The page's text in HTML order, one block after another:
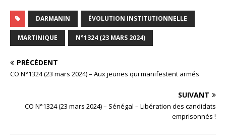
DARMANIN ÉVOLUTION INSTITUTIONNELLE
MARTINIQUE N°1324 (23 MARS 2024)
PRÉCÉDENT
CO N°1324 (23 mars 2024) – Aux jeunes qui manifestent armés
SUIVANT
CO N°1324 (23 mars 2024) – Sénégal – Libération des candidats
emprisonnés !